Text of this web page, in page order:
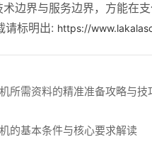
边界与服务边界，方能在
请标明出: https://
所需资料的精准准备攻略与技
的基本条件与核心要求解读